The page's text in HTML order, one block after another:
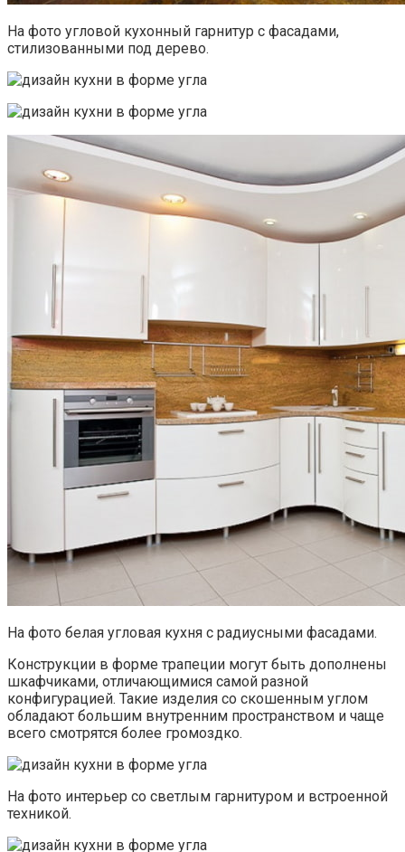
На фото угловой кухонный гарнитур с фасадами,
стилизованными под дерево.
На фото белая угловая кухня с радиусными фасадами.
Конструкции в форме трапеции могут быть дополнены
шкафчиками, отличающимися самой разной
конфигурацией. Такие изделия со скошенным углом
обладают большим внутренним пространством и чаще
всего смотрятся более громоздко.
На фото интерьер со светлым гарнитуром и встроенной
техникой.